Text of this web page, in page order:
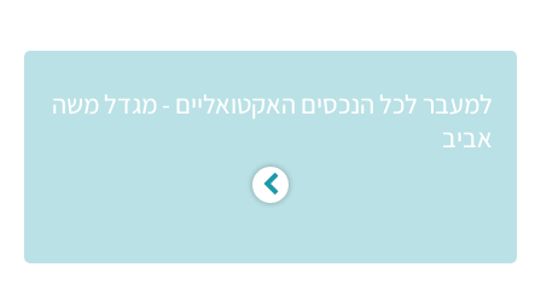
למעבר לכל הנכסים האקטואליים - מגדל משה
אביב